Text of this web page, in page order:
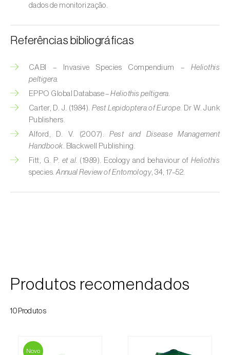
Neoleucinodes elegantalis
Cigarrinha-espumadora (
Philaenus
spumarius
Cigarrinhas (Jacobiasca lybica, Scaphoideus
titanus e Empoasca spp.
Cobrilha-da-cortiça (Coroebus undatus
Cochonilha-algodão-da-vinha (Planococcus
ficus
comstocki)
Cochonilha-de-São-José (
Cochonilha-dos-citrinos (
dados de monitorização.
Referências bibliográficas
CABI – Invasive Species Compendium – Heliothis
peltigera.
EPPO Global Database –Heliothis peltigera.
Carter, D. J. (1984).Pest Lepidoptera of Europe . Dr W. Junk
Publishers.
Alford, D. V. (2007).Pest and Disease Management
Handbook . Blackwell Publishing.
Fitt, G. P. et al. (1989). Ecology and behaviour of Heliothis
species.Annual Review of Entomology , 34, 17–52.
Produtos recomendados
10Produtos
Novo